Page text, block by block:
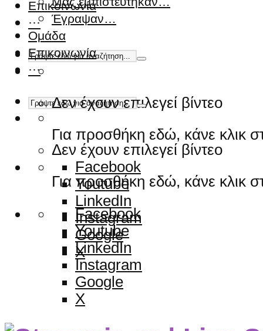
Επικοινωνία
···
Δεν έχουν επιλεγεί βίντεο
Για προσθήκη εδώ, κάνε κλικ
Facebook
Youtube
LinkedIn
Instagram
Google
X
Έγραψαν…
Ομάδα
Επικοινωνία
···
Δεν έχουν επιλεγεί βίντεο
Για προσθήκη εδώ, κάνε κλικ
Facebook
Youtube
LinkedIn
Instagram
Google
X